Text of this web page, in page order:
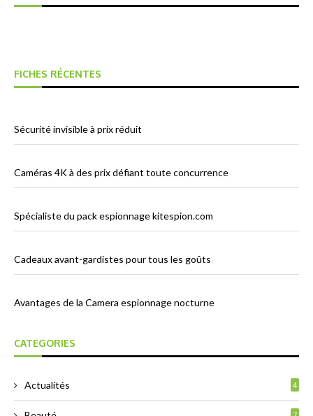
FICHES RÉCENTES
Sécurité invisible à prix réduit
Caméras 4K à des prix défiant toute concurrence
Spécialiste du pack espionnage kitespion.com
Cadeaux avant-gardistes pour tous les goûts
Avantages de la Camera espionnage nocturne
CATEGORIES
Actualités 4